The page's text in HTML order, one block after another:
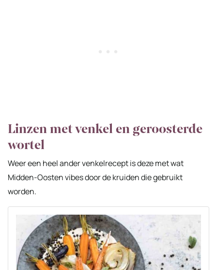
Linzen met venkel en geroosterde
wortel
Weer een heel ander venkelrecept is deze met wat
Midden-Oosten vibes door de kruiden die gebruikt
worden.